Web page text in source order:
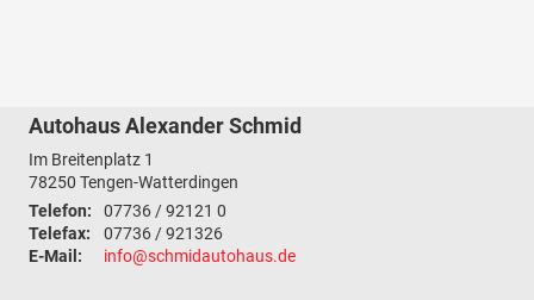
Autohaus Alexander Schmid
Im Breitenplatz 1
78250 Tengen-Watterdingen
Telefon:
07736 / 92121 0
Telefax:
07736 / 921326
E-Mail:
info@schmidautohaus.de